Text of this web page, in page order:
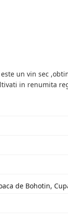
este un vin sec
in renumita
de Bohotin,